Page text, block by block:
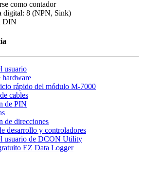
como contador
digital: 8 (NPN, Sink)
DIN
usuario
hardware
rápido del módulo M-7000
cables
de PIN
de direcciones
desarrollo y controladores
usuario de DCON Utility
EZ Data Logger